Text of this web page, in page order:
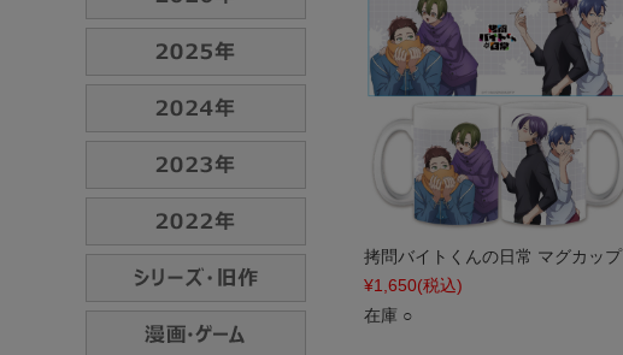
拷問バイトくんの日常 マグカップ
¥1,650(税込)
在庫 ○